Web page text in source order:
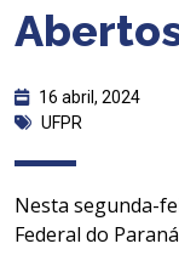
16 abril, 2024
UFPR
Nesta segunda-
Federal do